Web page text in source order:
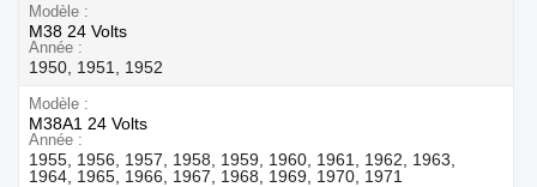
Modèle
M38 24 Volts
Année
1950, 1951, 1952
Modèle
M38A1 24 Volts
Année
1955, 1956, 1957, 1958, 1959, 1960, 1961, 1962, 1963,
1964, 1965, 1966, 1967, 1968, 1969, 1970, 1971